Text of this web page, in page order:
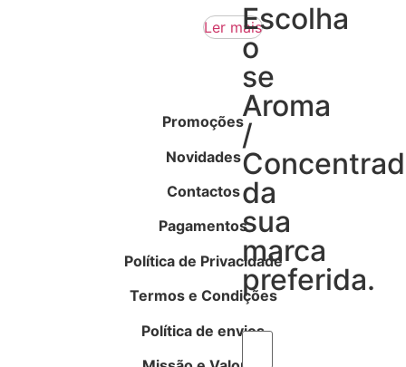
Escolha
o
se
Aroma
/
da
sua
marca
preferida.
Ler mais
Promoções
Novidades
Contactos
Pagamentos
Política de Privacidade
Termos e Condições
Política de envios